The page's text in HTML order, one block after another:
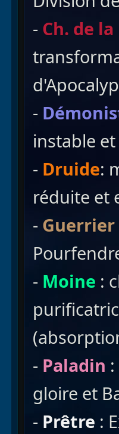
- Ch. de
-
instable
- Druide:
réduite et
- Guerrier
- Moine :
- Paladin
gloire et
- Prêtre :